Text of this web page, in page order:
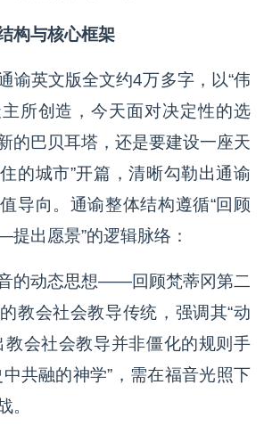
构与核心框架
谕英文版全文约4万多字，以“伟
所创造，今天面对决定性的选
的巴贝耳塔，还是要建设一座天
的城市”开篇，清晰勾勒出通谕
导向。通谕整体结构遵循“回顾
出愿景”的逻辑脉络：
的动态思想——回顾梵蒂冈第二
教会社会教导传统，强调其“动
教会社会教导并非僵化的规则手
共融的神学”，需在福音光照下
。